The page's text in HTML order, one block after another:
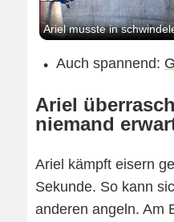
Ariel musste in
Auch spannend:
Ariel
niemand
Ariel kämpft eisern
Sekunde. So kann
anderen angeln. Am